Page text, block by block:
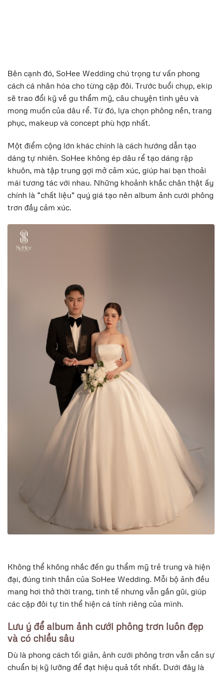
Bên cạnh đó, SoHee Wedding chú trọng tư vấn phong
cách cá nhân hóa cho từng cặp đôi. Trước buổi chụp, ekip
sẽ trao đổi kỹ về gu thẩm mỹ, câu chuyện tình yêu và
mong muốn của dâu rể. Từ đó, lựa chọn phông nền, trang
phục, makeup và concept phù hợp nhất.
Một điểm cộng lớn khác chính là cách hướng dẫn tạo
dáng tự nhiên. SoHee không ép dâu rể tạo dáng rập
khuôn, mà tập trung gợi mở cảm xúc, giúp hai bạn thoải
mái tương tác với nhau. Những khoảnh khắc chân thật ấy
chính là “chất liệu” quý giá tạo nên album ảnh cưới phông
trơn đầy cảm xúc.
Không thể không nhắc đến gu thẩm mỹ trẻ trung và hiện
đại, đúng tinh thần của SoHee Wedding. Mỗi bộ ảnh đều
mang hơi thở thời trang, tinh tế nhưng vẫn gần gũi, giúp
các cặp đôi tự tin thể hiện cá tính riêng của mình.
Lưu ý để album ảnh cưới phông trơn luôn đẹp
và có chiều sâu
Dù là phong cách tối giản, ảnh cưới phông trơn vẫn cần sự
chuẩn bị kỹ lưỡng để đạt hiệu quả tốt nhất. Dưới đây là